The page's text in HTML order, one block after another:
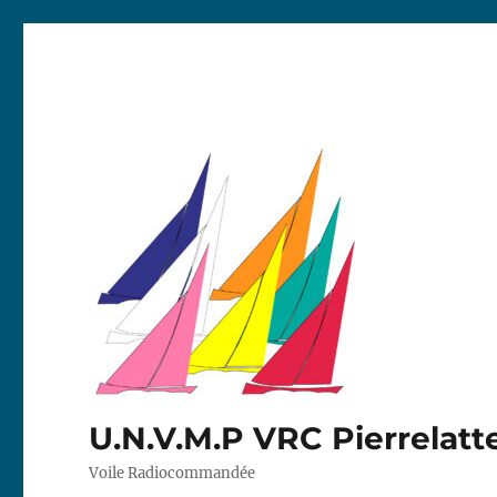
U.N.V.M.P VRC
Voile Radiocommandée